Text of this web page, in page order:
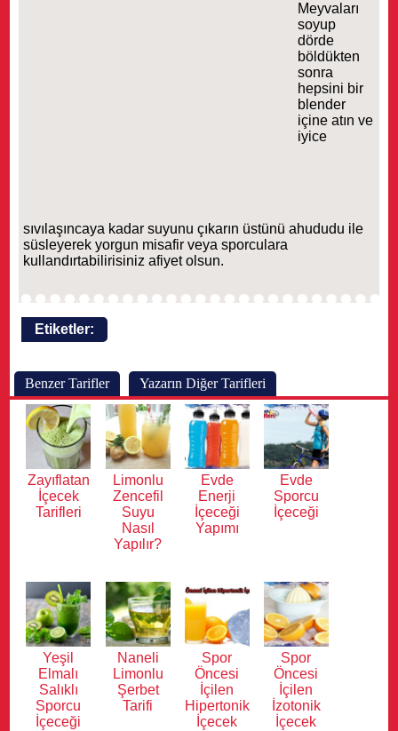
Meyvaları
soyup
dörde
böldükten
sonra
hepsini bir
blender
içine atın ve
iyice
sıvılaşıncaya kadar suyunu çıkarın üstünü ahududu ile
süsleyerek yorgun misafir veya sporculara
kullandırtabilirisiniz afiyet olsun.
Etiketler:
Benzer Tarifler Yazarın Diğer Tarifleri
Zayıflatan
İçecek
Tarifleri
Limonlu
Zencefil
Suyu
Nasıl
Yapılır?
Evde
Enerji
İçeceği
Yapımı
Evde
Sporcu
İçeceği
Yeşil
Elmalı
Salıklı
Sporcu
İçeceği
Naneli
Limonlu
Şerbet
Tarifi
Spor
Öncesi
İçilen
Hipertonik
İçecek
Spor
Öncesi
İçilen
İzotonik
İçecek